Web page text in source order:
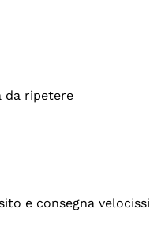
da ripetere
e consegna